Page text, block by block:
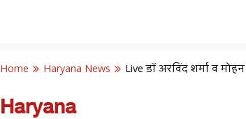
Home Haryana News Live डॉ अरविंद शर्मा व
Haryana